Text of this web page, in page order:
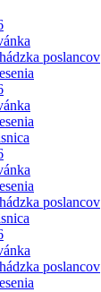
poslancov
poslancov
poslancov